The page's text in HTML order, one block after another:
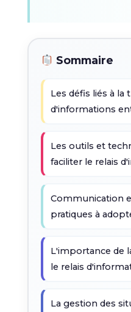
Sommaire
Les défis liés à la
d'informations
Les outils et
faciliter le relais
Communication
pratiques à
L'importance de
le relais
La gestion des